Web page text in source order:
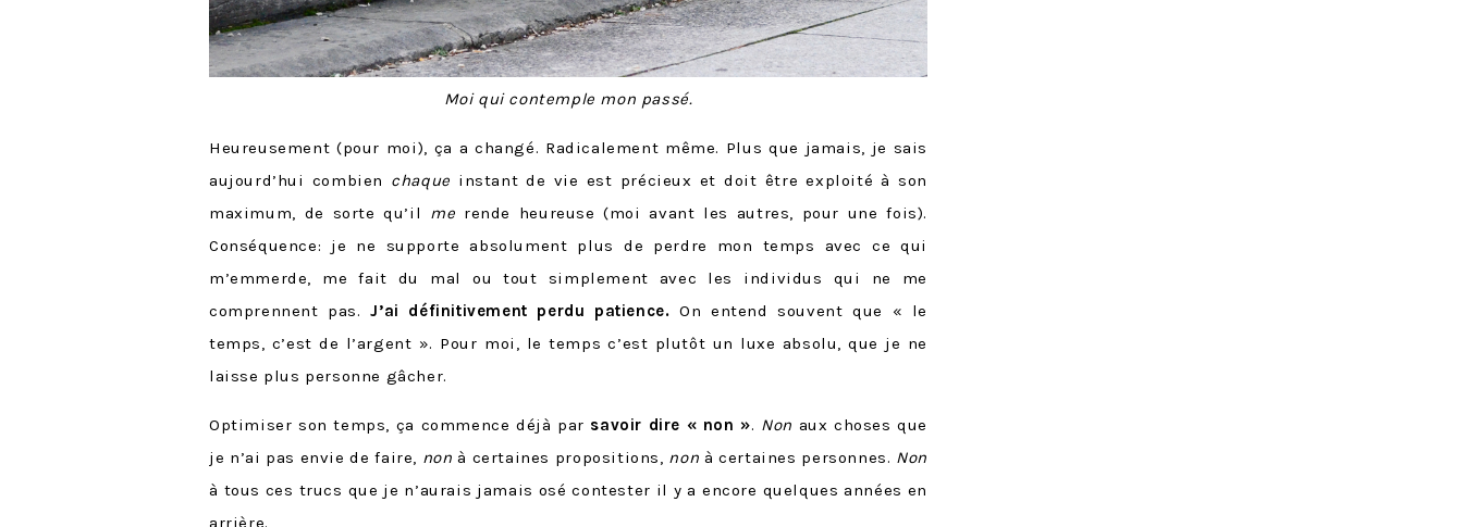
Moi qui contemple mon passé.
Heureusement (pour moi), ça a changé. Radicalement même. Plus que jamais, je sais
aujourd’hui combien chaque instant de vie est précieux et doit être exploité à son
maximum, de sorte qu’il me rende heureuse (moi avant les autres, pour une fois).
Conséquence: je ne supporte absolument plus de perdre mon temps avec ce qui
m’emmerde, me fait du mal ou tout simplement avec les individus qui ne me
comprennent pas.J’ai définitivement perdu patience.On entend souvent que « le
temps, c’est de l’argent ». Pour moi, le temps c’est plutôt un luxe absolu, que je ne
laisse plus personne gâcher.
Optimiser son temps, ça commence déjà par savoir dire « non ». Non aux choses que
je n’ai pas envie de faire, non à certaines propositions, non à certaines personnes. Non
à tous ces trucs que je n’aurais jamais osé contester il y a encore quelques années en
arrière.